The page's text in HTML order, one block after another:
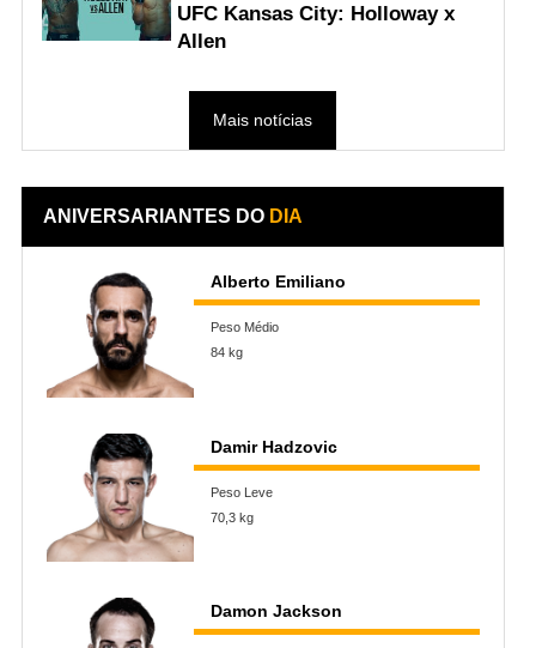
UFC Kansas City: Holloway x
Allen
Mais notícias
ANIVERSARIANTES DO DIA
Alberto Emiliano
Peso Médio
84 kg
Damir Hadzovic
Peso Leve
70,3 kg
Damon Jackson